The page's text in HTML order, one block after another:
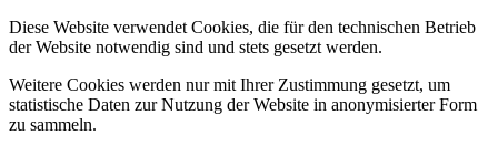
Diese Website verwendet Cookies, die für den technischen Betrieb
der Website notwendig sind und stets gesetzt werden.
Weitere Cookies werden nur mit Ihrer Zustimmung gesetzt, um
statistische Daten zur Nutzung der Website in anonymisierter Form
zu sammeln.